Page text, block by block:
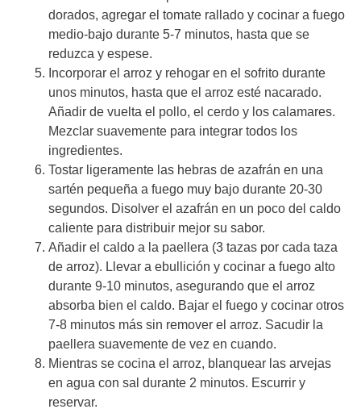
dorados, agregar el tomate rallado y cocinar a fuego
medio-bajo durante 5-7 minutos, hasta que se
reduzca y espese.
Incorporar el arroz y rehogar en el sofrito durante
unos minutos, hasta que el arroz esté nacarado.
Añadir de vuelta el pollo, el cerdo y los calamares.
Mezclar suavemente para integrar todos los
ingredientes.
Tostar ligeramente las hebras de azafrán en una
sartén pequeña a fuego muy bajo durante 20-30
segundos. Disolver el azafrán en un poco del caldo
caliente para distribuir mejor su sabor.
Añadir el caldo a la paellera (3 tazas por cada taza
de arroz). Llevar a ebullición y cocinar a fuego alto
durante 9-10 minutos, asegurando que el arroz
absorba bien el caldo. Bajar el fuego y cocinar otros
7-8 minutos más sin remover el arroz. Sacudir la
paellera suavemente de vez en cuando.
Mientras se cocina el arroz, blanquear las arvejas
en agua con sal durante 2 minutos. Escurrir y
reservar.